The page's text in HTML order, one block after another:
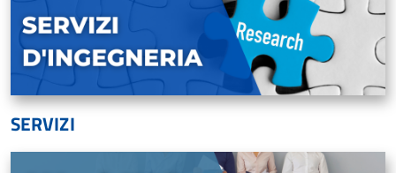
SERVIZI